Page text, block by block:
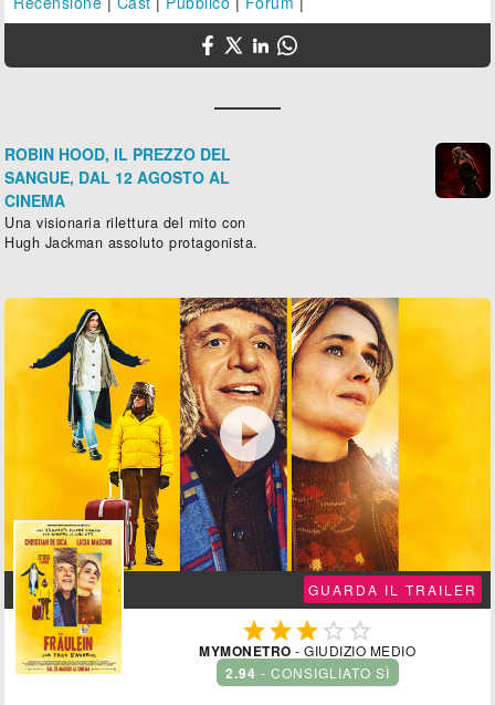
ROBIN HOOD, IL PREZZO DEL
SANGUE, DAL 12 AGOSTO AL
CINEMA
Una visionaria rilettura del mito con
Hugh Jackman assoluto protagonista.

GUARDA IL TRAILER
  
MYMONETRO - GIUDIZIO MEDIO
2.94 - CONSIGLIATO SÌ